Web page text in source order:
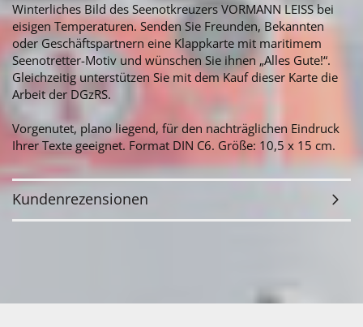
Winterliches Bild des Seenotkreuzers VORMANN LEISS bei
eisigen Temperaturen. Senden Sie Freunden, Bekannten
oder Geschäftspartnern eine Klappkarte mit maritimem
Seenotretter-Motiv und wünschen Sie ihnen „Alles Gute!“.
Gleichzeitig unterstützen Sie mit dem Kauf dieser Karte die
Arbeit der DGzRS.
Vorgenutet, plano liegend, für den nachträglichen Eindruck
Ihrer Texte geeignet. Format DIN C6. Größe: 10,5 x 15 cm.
Kundenrezensionen